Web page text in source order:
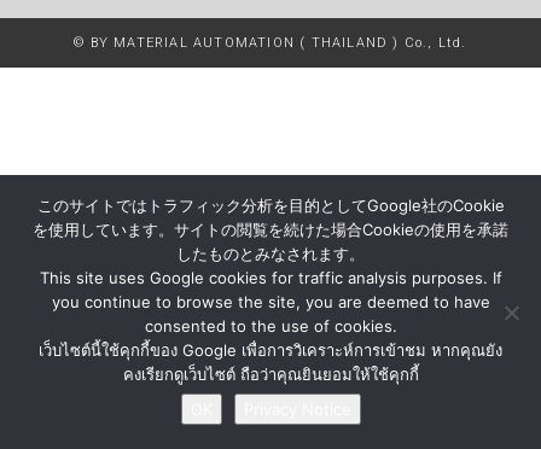
© BY MATERIAL AUTOMATION ( THAILAND ) Co., Ltd.
このサイトではトラフィック分析を目的としてGoogle社のCookie
を使用しています。サイトの閲覧を続けた場合Cookieの使用を承諾
したものとみなされます。
This site uses Google cookies for traffic analysis purposes. If
you continue to browse the site, you are deemed to have
consented to the use of cookies.
เว็บไซต์นี้ใช้คุกกี้ของ Google เพื่อการวิเคราะห์การเข้าชม หากคุณยัง
คงเรียกดูเว็บไซต์ ถือว่าคุณยินยอมให้ใช้คุกกี้